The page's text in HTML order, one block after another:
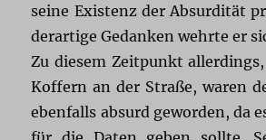
seine Existenz der Absurdität
derartige Gedanken wehrte er
Zu diesem Zeitpunkt
Koffern an der Straße, waren
ebenfalls absurd geworden, da